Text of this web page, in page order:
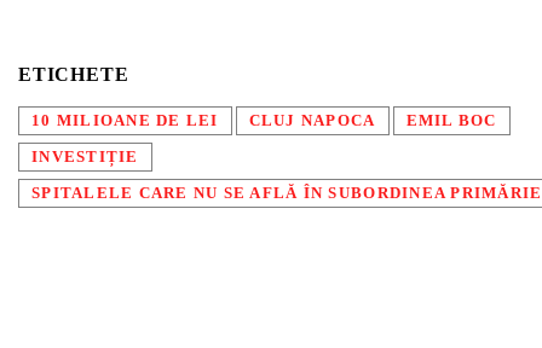
ETICHETE
10 MILIOANE DE LEI CLUJ NAPOCA EMIL BOC
INVESTIȚIE
SPITALELE CARE NU SE AFLĂ ÎN SUBORDINEA